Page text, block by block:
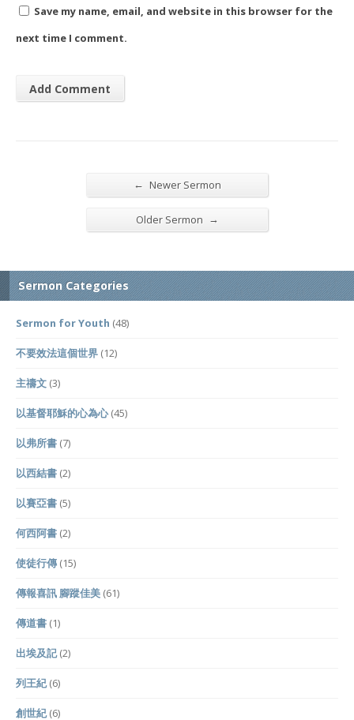
Save my name, email, and website in this browser for the
next time I comment.
← Newer Sermon
Older Sermon →
Sermon Categories
Sermon for Youth (48)
不要效法這個世界 (12)
主禱文 (3)
以基督耶穌的心為心(45)
以弗所書 (7)
以西結書 (2)
以賽亞書 (5)
何西阿書 (2)
使徒行傳 (15)
傳報喜訊 腳蹤佳美 (61)
傳道書 (1)
出埃及記(2)
列王紀(6)
創世紀(6)